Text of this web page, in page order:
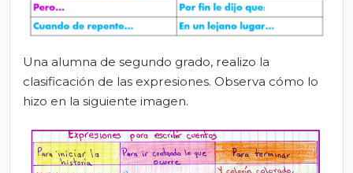
Una alumna de segundo grado, realizo la
clasificación de las expresiones. Observa cómo lo
hizo en la siguiente imagen.